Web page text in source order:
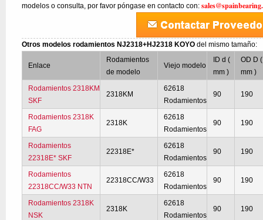
modelos o consulta, por favor póngase en contacto con:
Otros modelos rodamientos NJ2318+HJ2318 KOYOdel mismo tamaño:
Enlace
Rodamientos
de modelo
Viejo modelo
ID d (
mm )
OD D (
mm )
Rodamientos 2318KM
SKF
2318KM
62618
Rodamientos
90 190
Rodamientos 2318K
FAG
2318K
62618
Rodamientos
90 190
Rodamientos
22318E* SKF
22318E*
62618
Rodamientos
90 190
Rodamientos
22318CC/W33 NTN
22318CC/W33
62618
Rodamientos
90 190
Rodamientos 2318K
NSK
2318K
62618
Rodamientos
90 190